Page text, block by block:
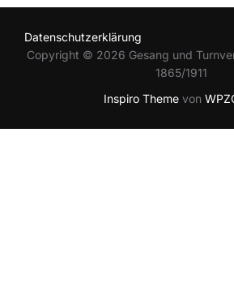
Datenschutzerklärung
Copyright © 2026 Gesang und
1865/1911
Inspiro Theme von